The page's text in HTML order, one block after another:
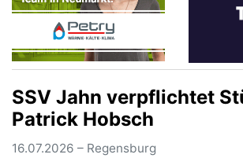
SSV Jahn verpflichtet
Patrick Hobsch
16.07.2026 – Regensburg